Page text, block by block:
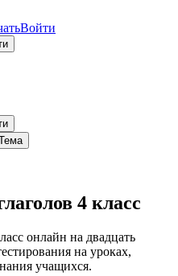
Войти
4 класс
онлайн на двадцать
на уроках,
учащихся.